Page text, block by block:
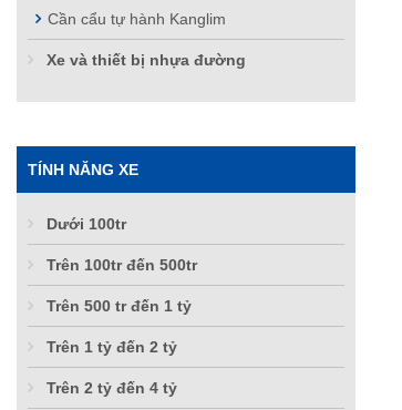
Cần cẩu tự hành Kanglim
Xe và thiết bị nhựa đường
TÍNH NĂNG XE
Dưới 100tr
Trên 100tr đến 500tr
Trên 500 tr đến 1 tỷ
Trên 1 tỷ đến 2 tỷ
Trên 2 tỷ đến 4 tỷ